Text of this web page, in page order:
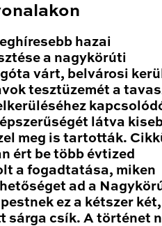
hazai
a nagykörúti
várt, belvárosi
tesztüzemét a
látva
meg is tartották.
ért be több évtized
a fogadtatása, miken
ad a
ez a kétszer
sárga csík. A történet